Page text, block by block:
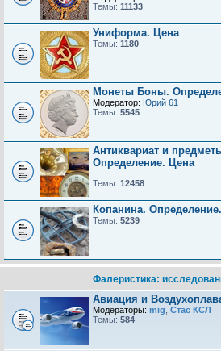
Темы: 11133
Униформа. Цена
Темы: 1180
Монеты Боны.
Модератор: Юрий 61
Темы: 5545
Антиквариат и
Определение. Цена
Темы: 12458
Копанина.
Темы: 5239
Фалеристика:
Авиация и
Модераторы: mig Стас КСЛ
Темы: 584